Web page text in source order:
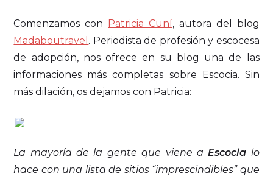
Comenzamos con Patricia Cuní, autora del blog
Madaboutravel . Periodista de profesión y escocesa
de adopción, nos ofrece en su blog una de las
informaciones más completas sobre Escocia. Sin
más dilación, os dejamos con Patricia:
La mayoría de la gente que viene aEscocia lo
hace con una lista de sitios “imprescindibles” que